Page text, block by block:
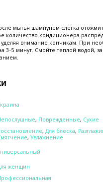
мытья шампунем слегка
количество кондиционера
внимание кончикам. При
3–5 минут. Смойте теплой водой,
, Поврежденные, Сухие
, Для блеска,
, Увлажнение
женщин